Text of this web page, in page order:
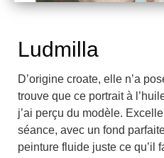
Ludmilla
D’origine croate, elle n’a
trouve que ce portrait à
j’ai perçu du modèle.
séance, avec un fond
peinture fluide juste ce qu’il